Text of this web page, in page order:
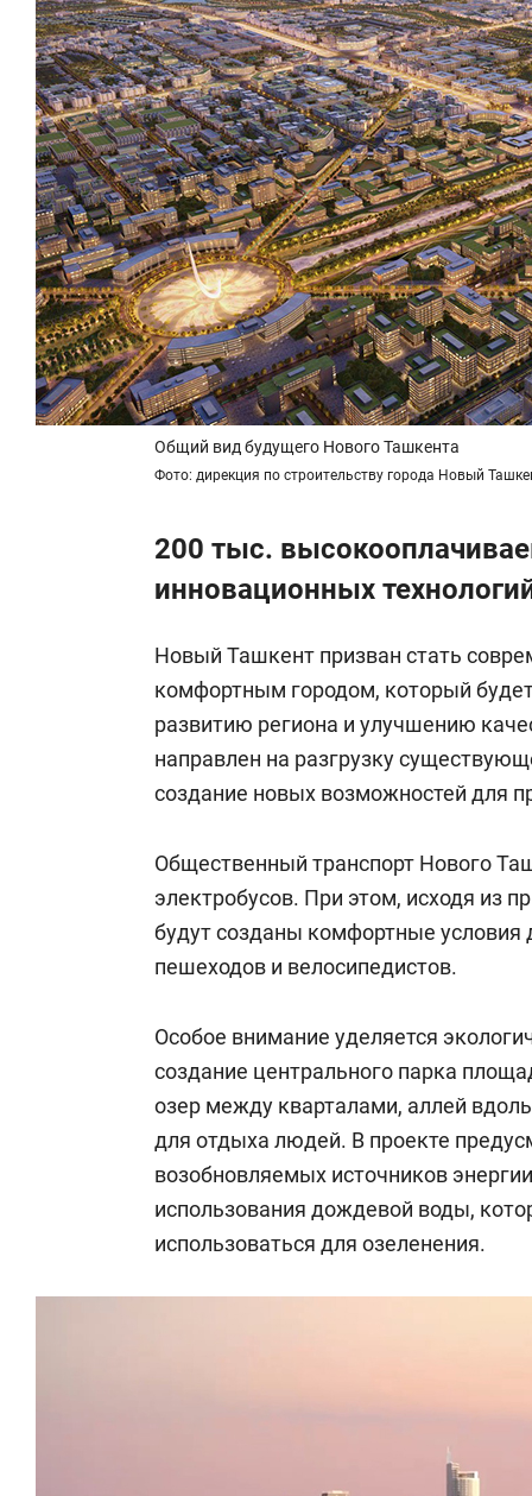
Общий вид будущего Нового Ташкента
Фото: дирекция по строительству города Новый
200 тыс.
инновационных
Новый Ташкент призван стать
комфортным городом, который
развитию региона и улучшению
направлен на разгрузку
создание новых возможностей для
Общественный транспорт Нового
электробусов. При этом, исходя из
будут созданы комфортные условия
пешеходов и велосипедистов.
Особое внимание уделяется
создание центрального парка
озер между кварталами, аллей
для отдыха людей. В проекте
возобновляемых источников
использования дождевой воды,
использоваться для озеленения.